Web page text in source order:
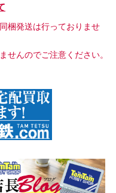
梱発送は行っておりませ
せんのでご注意ください。